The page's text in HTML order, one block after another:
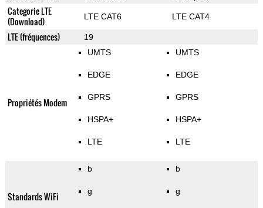
Categorie LTE
(Download)
LTE CAT6 LTE CAT4
LTE (fréquences) 19
Propriétés Modem
UMTS
EDGE
GPRS
HSPA+
LTE
UMTS
EDGE
GPRS
HSPA+
LTE
Standards WiFi
b
g
b
g